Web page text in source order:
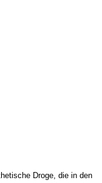
Droge, die in den